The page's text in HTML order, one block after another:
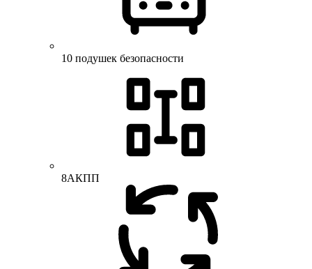
10 подушек безопасности
8АКПП